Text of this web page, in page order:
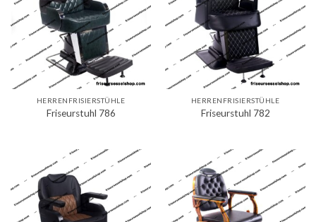
HERRENFRISIERSTÜHLE
Friseurstuhl 786
HERRENFRISIERSTÜHLE
Friseurstuhl 782